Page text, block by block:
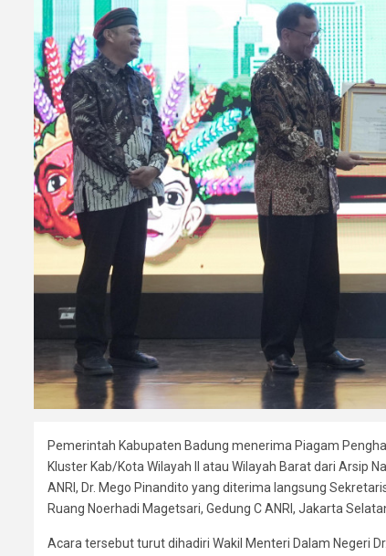
Pemerintah Kabupaten Badung menerima Piagam
Kluster Kab/Kota Wilayah II atau Wilayah Barat dari Arsip
ANRI, Dr. Mego Pinandito yang diterima langsung
Ruang Noerhadi Magetsari, Gedung C ANRI, Jakarta
Acara tersebut turut dihadiri Wakil Menteri Dalam Negeri